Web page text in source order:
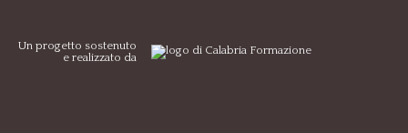
Un progetto sostenuto
e realizzato da